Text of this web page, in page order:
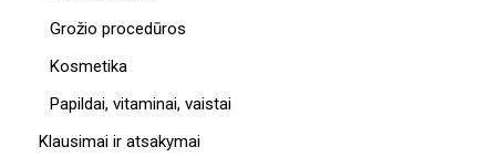
Grožio procedūros
Kosmetika
Papildai, vitaminai, vaistai
Klausimai ir atsakymai